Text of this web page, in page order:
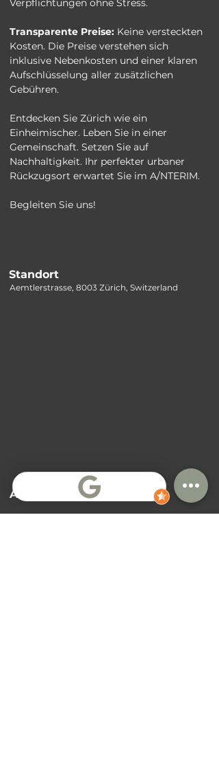
Verpflichtungen ohne Stress.
Transparente Preise: Keine versteckten
Kosten. Die Preise verstehen sich
inklusive Nebenkosten und einer klaren
Aufschlüsselung aller zusätzlichen
Gebühren.
Entdecken Sie Zürich wie ein
Einheimischer. Leben Sie in einer
Gemeinschaft. Setzen Sie auf
Nachhaltigkeit. Ihr perfekter urbaner
Rückzugsort erwartet Sie im A/NTERIM.
Begleiten Sie uns!
Standort
Aemtlerstrasse, 8003 Zürich, Switzerland
Allgemeine Bedingungen
Alle Verträge haben feste Auszugstermine